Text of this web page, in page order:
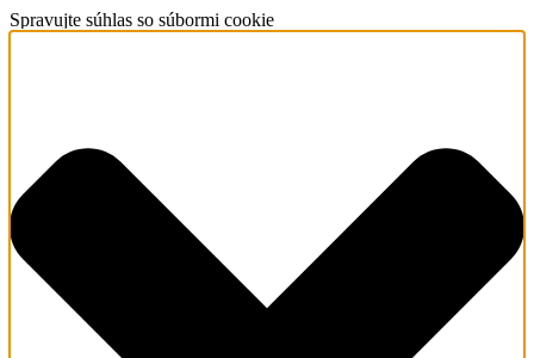
Spravujte súhlas so súbormi cookie